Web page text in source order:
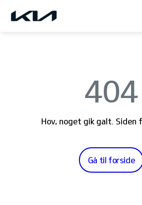
404
Hov, noget gik galt. Siden
Gå til forside